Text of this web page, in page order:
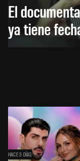
El
ya tiene
HACE 3 DÍAS